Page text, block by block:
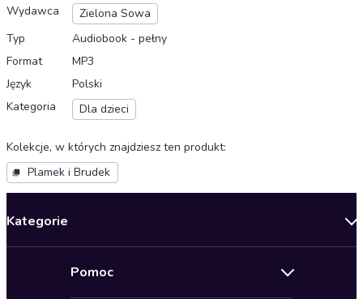
Wydawca
Zielona Sowa
Typ
Audiobook - pełny
Format
MP3
Język
Polski
Kategoria
Dla dzieci
Kolekcje, w których znajdziesz ten produkt:
Plamek i Brudek
Kategorie
Pomoc